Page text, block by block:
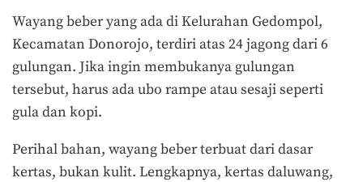
Wayang beber yang ada di Kelurahan Gedompol,
Kecamatan Donorojo, terdiri atas 24 jagong dari 6
gulungan. Jika ingin membukanya gulungan
tersebut, harus ada ubo rampe atau sesaji seperti
gula dan kopi.
Perihal bahan, wayang beber terbuat dari dasar
kertas, bukan kulit. Lengkapnya, kertas daluwang,